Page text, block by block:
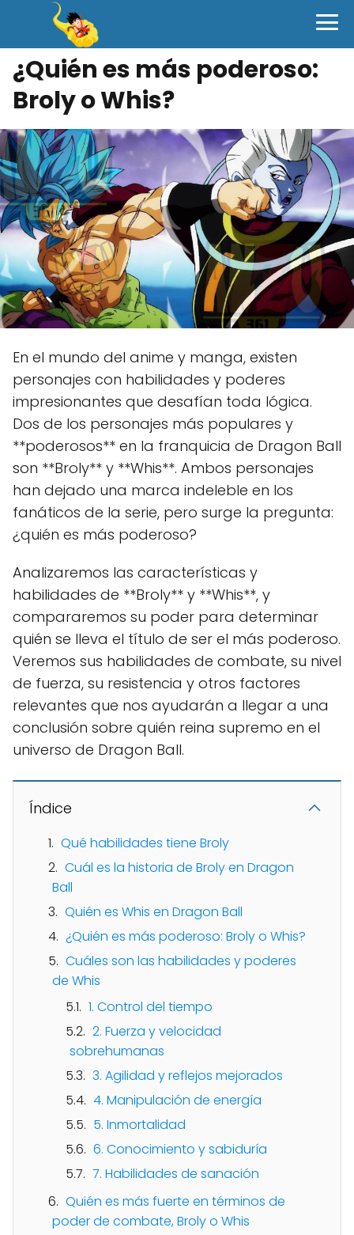
¿Quién es más poderoso:
Broly o Whis?
En el mundo del anime y manga, existen
personajes con habilidades y poderes
impresionantes que desafían toda lógica.
Dos de los personajes más populares y
**poderosos** en la franquicia de Dragon Ball
son **Broly** y **Whis**. Ambos personajes
han dejado una marca indeleble en los
fanáticos de la serie, pero surge la pregunta:
¿quién es más poderoso?
Analizaremos las características y
habilidades de **Broly** y **Whis**, y
compararemos su poder para determinar
quién se lleva el título de ser el más poderoso.
Veremos sus habilidades de combate, su nivel
de fuerza, su resistencia y otros factores
relevantes que nos ayudarán a llegar a una
conclusión sobre quién reina supremo en el
universo de Dragon Ball.
Índice
Qué habilidades tiene Broly
Cuál es la historia de Broly en Dragon
Ball
Quién es Whis en Dragon Ball
¿Quién es más poderoso: Broly o Whis?
Cuáles son las habilidades y poderes
de Whis
1. Control del tiempo
2. Fuerza y velocidad
sobrehumanas
3. Agilidad y reflejos mejorados
4. Manipulación de energía
5. Inmortalidad
6. Conocimiento y sabiduría
7. Habilidades de sanación
Quién es más fuerte en términos de
poder de combate, Broly o Whis